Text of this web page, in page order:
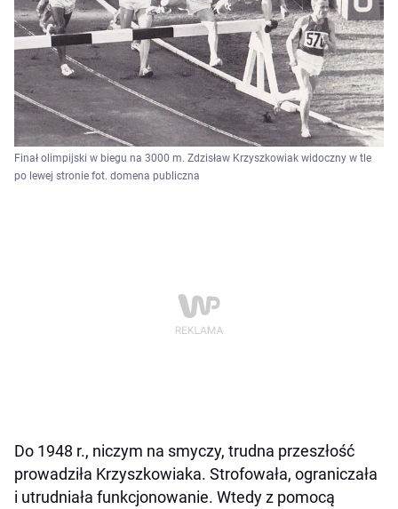
Finał olimpijski w biegu na 3000 m. Zdzisław Krzyszkowiak widoczny w tle
po lewej stronie fot. domena publiczna
Do 1948 r., niczym na smyczy, trudna przeszłość
prowadziła Krzyszkowiaka. Strofowała, ograniczała
i utrudniała funkcjonowanie. Wtedy z pomocą